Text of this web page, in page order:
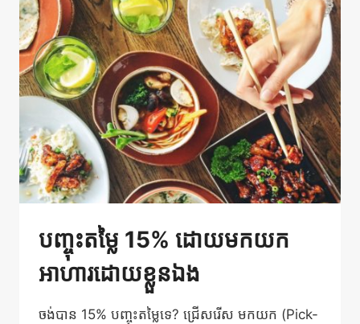
អាហារ
លើក
ក្រោយ
បញ្ចុះតម្លៃ 15% ដោយមកយក
អាហារដោយខ្លួនឯង
ចង់បាន 15% បញ្ចុះតម្លៃទេ? ជ្រើសរើស មកយក (Pick-